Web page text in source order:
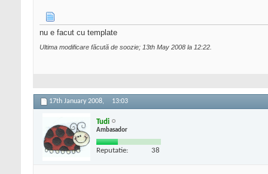
nu e facut cu template
Ultima modificare făcută de soozie; 13th May 2008 la 12:22
17th January 2008, 13:03
Tudi
Ambasador
Reputatie: 38